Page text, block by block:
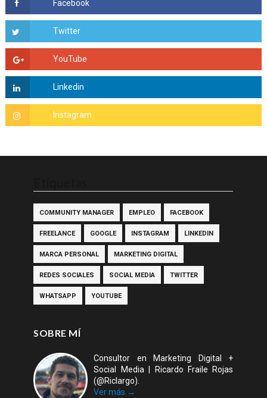
COMMUNITY MANAGER EMPLEO FACEBOOK
FREELANCE GOOGLE INSTAGRAM LINKEDIN
MARCA PERSONAL MARKETING DIGITAL
REDES SOCIALES SOCIAL MEDIA TWITTER
WHATSAPP YOUTUBE
SOBRE MÍ
Consultor en Marketing Digital +
Social Media | Ricardo Fraile Rojas
(@Riclargo).
Ver más →